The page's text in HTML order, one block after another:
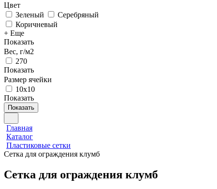
Цвет
Зеленый
Серебряный
Коричневый
+ Еще
Показать
Вес, г/м2
270
Показать
Размер ячейки
10х10
Показать
Показать
Главная
Каталог
Пластиковые сетки
Сетка для ограждения клумб
Сетка для ограждения клумб